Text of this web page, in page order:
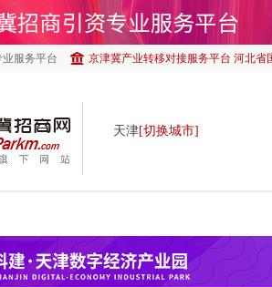
服务平台 京津冀产业转移对接服务平台 河北省
天津[切换城市]